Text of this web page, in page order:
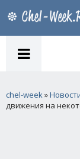
chel-week»
движения на